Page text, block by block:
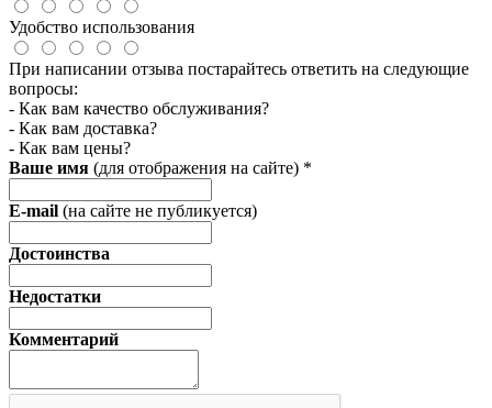
Удобство использования
При написании отзыва постарайтесь ответить на следующие
вопросы:
- Как вам качество обслуживания?
- Как вам доставка?
- Как вам цены?
Ваше имя (для отображения на сайте) *
E-mail (на сайте не публикуется)
Достоинства
Недостатки
Комментарий